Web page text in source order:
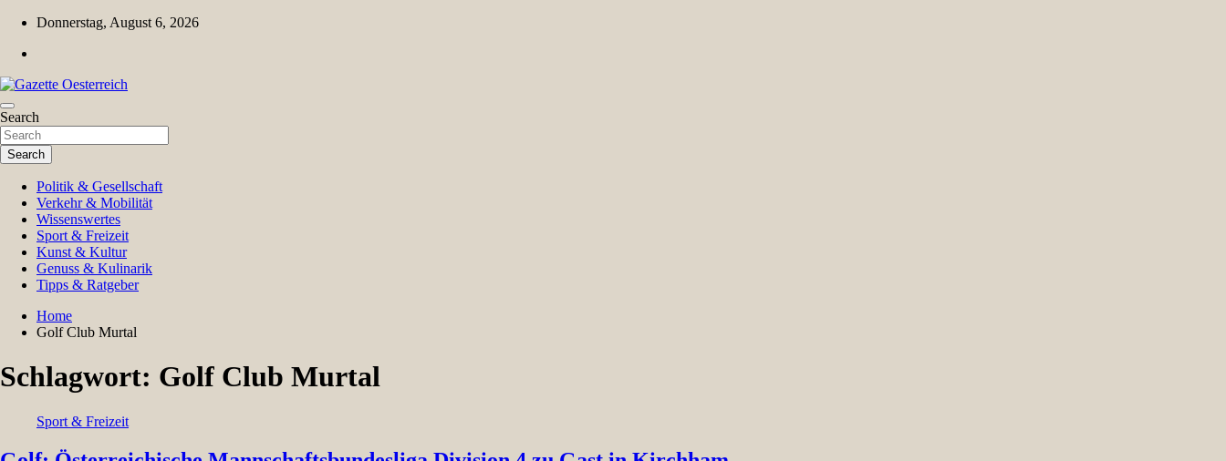
Skip
content
Donnerstag, August 6, 2026
Gazette Oesterreich
Magazin für Freizeit, Politik, Kultur & Wissenschaft
Search
Search
Politik & Gesellschaft
Verkehr & Mobilität
Wissenswertes
Sport & Freizeit
Kunst & Kultur
Genuss & Kulinarik
Tipps & Ratgeber
Home
Golf Club Murtal
Schlagwort: Golf Club Murtal
Sport & Freizeit